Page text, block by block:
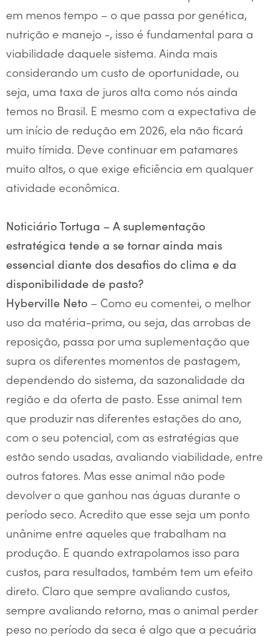
em menos tempo – o que passa por genética,
nutrição e manejo -, isso é fundamental para a
viabilidade daquele sistema. Ainda mais
considerando um custo de oportunidade, ou
seja, uma taxa de juros alta como nós ainda
temos no Brasil. E mesmo com a expectativa de
um início de redução em 2026, ela não ficará
muito tímida. Deve continuar em patamares
muito altos, o que exige eficiência em qualquer
atividade econômica.
Noticiário Tortuga – A suplementação
estratégica tende a se tornar ainda mais
essencial diante dos desafios do clima e da
disponibilidade de pasto?
Hyberville Neto – Como eu comentei, o melhor
uso da matéria-prima, ou seja, das arrobas de
reposição, passa por uma suplementação que
supra os diferentes momentos de pastagem,
dependendo do sistema, da sazonalidade da
região e da oferta de pasto. Esse animal tem
que produzir nas diferentes estações do ano,
com o seu potencial, com as estratégias que
estão sendo usadas, avaliando viabilidade, entre
outros fatores. Mas esse animal não pode
devolver o que ganhou nas águas durante o
período seco. Acredito que esse seja um ponto
unânime entre aqueles que trabalham na
produção. E quando extrapolamos isso para
custos, para resultados, também tem um efeito
direto. Claro que sempre avaliando custos,
sempre avaliando retorno, mas o animal perder
peso no período da seca é algo que a pecuária